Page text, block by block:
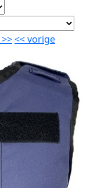
>><<vorige